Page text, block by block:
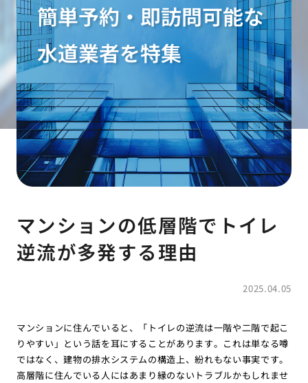
簡単予約・即訪問可能な
水道業者を特集
マンションの低層階でトイレ
逆流が多発する理由
2025.04.05
マンションに住んでいると、「トイレの逆流は一階や二階で起こ
りやすい」という話を耳にすることがあります。これは単なる噂
ではなく、建物の排水システムの構造上、紛れもない事実です。
高層階に住んでいる人にはあまり縁のないトラブルかもしれませ